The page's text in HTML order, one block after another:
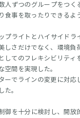
人ずつのグループをつ
事を取ったりできるよ
プライトとハイサイド
しさだけでなく、環境
してのフレキシビリテ
間を実現した。
ーでラインの変更に対
。
御を十分に検討し、開